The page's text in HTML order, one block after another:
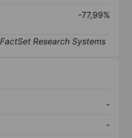
-77,99%
-
-